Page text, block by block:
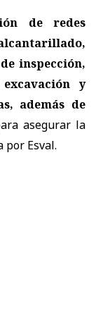
de redes
inspección,
y
además de
asegurar la
Esval.